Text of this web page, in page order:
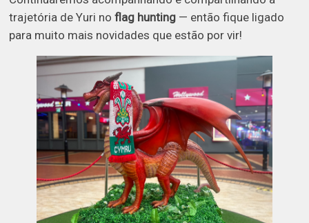
trajetória de Yuri noflag hunting — então fique ligado
para muito mais novidades que estão por vir!